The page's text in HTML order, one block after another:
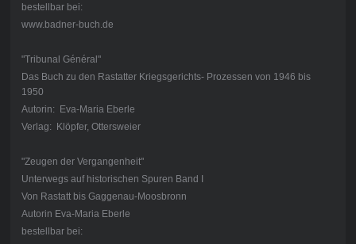
bestellbar bei:
www.badner-buch.de
"Tribunal Général"
Das Buch zu den Rastatter Kriegsgerichts- Prozessen von 1946 bis
1950
Autorin: Eva-Maria Eberle
Verlag: Klöpfer, Ottersweier
"Zeugen der Vergangenheit"
Unterwegs auf historischen Spuren Band I
Von Rastatt bis Gaggenau-Moosbronn
Autorin Eva-Maria Eberle
bestellbar bei: